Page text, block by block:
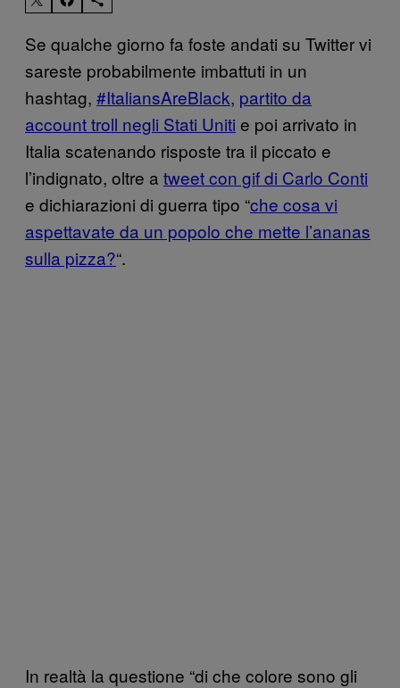
Se qualche giorno fa foste andati su Twitter vi
sareste probabilmente imbattuti in un
hashtag, #ItaliansAreBlack, partito da
account troll negli Stati Uniti e poi arrivato in
Italia scatenando risposte tra il piccato e
l’indignato, oltre a tweet con gif di Carlo Conti
e dichiarazioni di guerra tipo “che cosa vi
aspettavate da un popolo che mette l’ananas
sulla pizza?“.
In realtà la questione “di che colore sono gli